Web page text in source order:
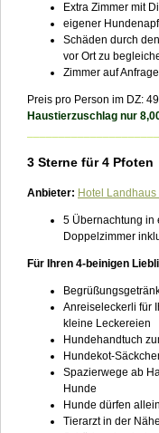
Extra Zimmer mit
eigener
Schäden durch
vor Ort zu
Zimmer auf
Preis pro Person im DZ:
Haustierzuschlag nur
3 Sterne für 4 Pfoten
Anbieter: Hotel Landhaus
5 Übernachtung in
Doppelzimmer
Für Ihren 4-beinigen
Anreiseleckerli für
kleine Leckereien
Hundehandtuch
Hundekot-
Spazierwege ab
Hunde
Hunde dürfen
Tierarzt in der